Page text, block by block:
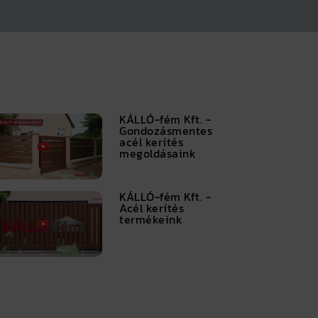
KÁLLÓ-fém Kft. -
Gondozásmentes
acél kerítés
megoldásaink
KÁLLÓ-fém Kft. -
Acél kerítés
termékeink